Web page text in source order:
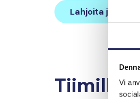
Vi
Lahjoita ja liity
Tiimille